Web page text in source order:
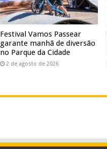
Festival Vamos Passear
garante manhã de diversão
no Parque da Cidade
2 de agosto de 2026